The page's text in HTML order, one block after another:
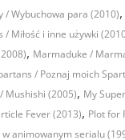
/ Wybuchowa para (2010),
Miłość i inne używki
, Marmaduke /
/ Poznaj moich
Mushishi (2005), My
Fever (2013), Plot for
animowanym serialu